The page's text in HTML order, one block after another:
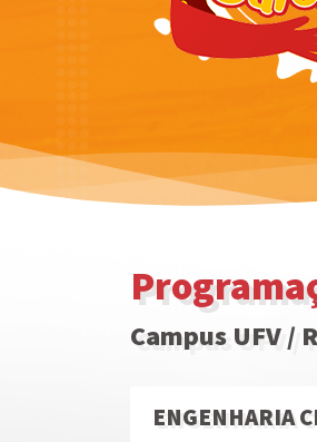
Campus UFV /
ENGENHARIA